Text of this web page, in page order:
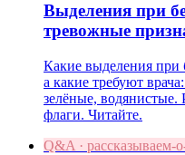
Выделения при
тревожные
Какие выделения при
а какие требуют
зелёные, водянистые.
флаги. Читайте.
Q&A · рассказываем-